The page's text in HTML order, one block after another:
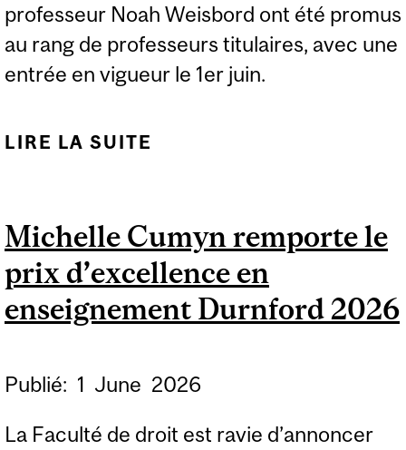
professeur Noah Weisbord ont été promus
au rang de professeurs titulaires, avec une
entrée en vigueur le 1er juin.
LIRE LA SUITE
PROFESSEURS
TITULAIRES
Michelle Cumyn remporte le
prix d’excellence en
enseignement Durnford 2026
Publié: 1 June 2026
La Faculté de droit est ravie d’annoncer